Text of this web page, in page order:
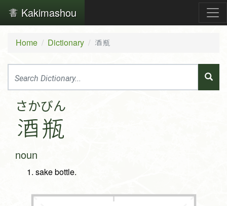
Kakimashou
Home Dictionary 酒瓶
さか
酒
びん
瓶
noun
sake bottle.